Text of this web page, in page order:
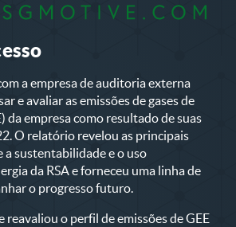
a empresa de auditoria externa
e avaliar as emissões de gases de
da empresa como resultado de suas
O relatório revelou as principais
a sustentabilidade e o uso
da RSA e forneceu uma linha de
o progresso futuro.
reavaliou o perfil de emissões de GEE